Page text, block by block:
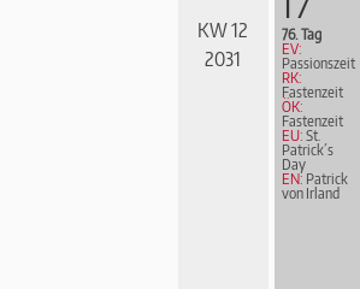
KW 12
2031
76. Tag
EV:
Passionszeit
RK:
Fastenzeit
ÖK:
Fastenzeit
EU: St.
Patrick´s
Day
EN: Patrick
von Irland